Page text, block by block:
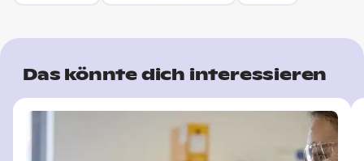
Das könnte dich interessieren